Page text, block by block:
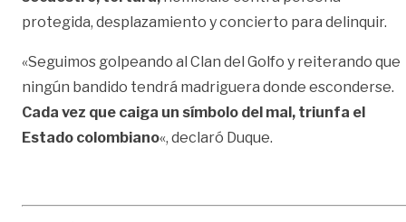
protegida, desplazamiento y concierto para delinquir.
«Seguimos golpeando al Clan del Golfo y reiterando que
ningún bandido tendrá madriguera donde esconderse.
Cada vez que caiga un símbolo del mal, triunfa el
Estado colombiano«, declaró Duque.